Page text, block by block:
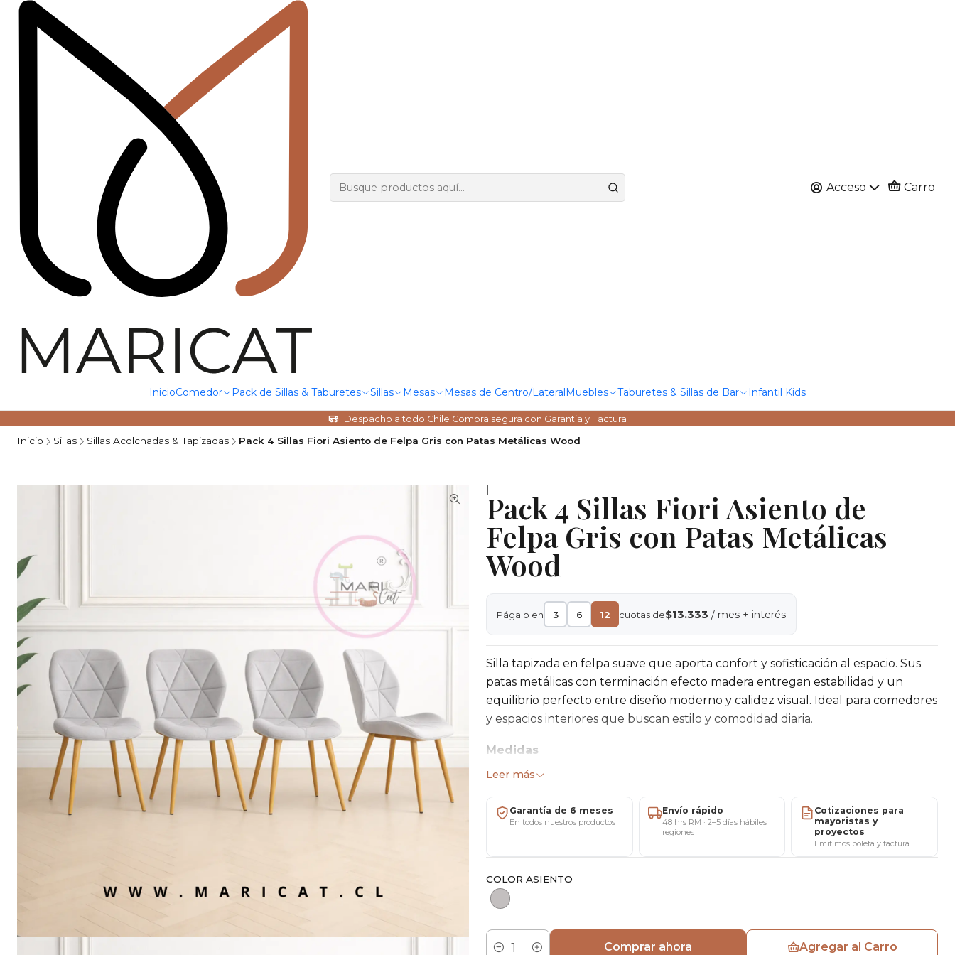
Acceso Carro
InicioComedor Pack de Sillas & Taburetes Sillas Mesas Mesas de Centro/LateralMuebles Taburetes & Sillas de Bar Infantil Kids
Despacho a todo Chile Compra segura con Garantia y Factura
Inicio Sillas Sillas Acolchadas & Tapizadas Pack 4 Sillas Fiori Asiento de Felpa Gris con Patas Metálicas Wood
|Pack 4 Sillas Fiori Asiento de
Felpa Gris con Patas Metálicas
Wood
Págalo en 3 6 12 cuotas de$13.333 / mes + interés
Silla tapizada en felpa suave que aporta confort y sofisticación al espacio. Sus
patas metálicas con terminación efecto madera entregan estabilidad y un
equilibrio perfecto entre diseño moderno y calidez visual. Ideal para comedores
y espacios interiores que buscan estilo y comodidad diaria.
Medidas
Ancho de asiento: 42 cm · Alto de asiento: 45 cm · Alto total: 82 cm
Tapiz en felpa, suave y agradable al tacto.
Patas de metal con terminación color madera, firmes y estables.
Apta para uso interior.
Perfecta para comedores, livings, dormitorios, tocadores y espacios de estilo
Leer más
Garantía de 6 meses
En todos nuestros productos
Envío rápido
48 hrs RM · 2–5 días hábiles
regiones
Cotizaciones para
mayoristas y
proyectos
Emitimos boleta y factura
COLOR ASIENTO
Agregar al Carro
Comprar ahora